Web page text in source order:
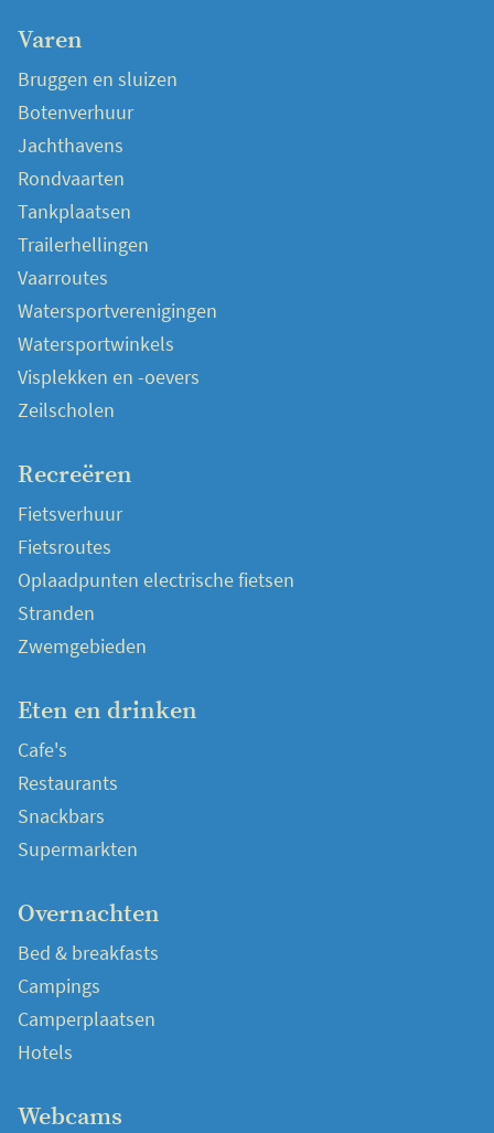
Varen
Bruggen en sluizen
Botenverhuur
Jachthavens
Rondvaarten
Tankplaatsen
Trailerhellingen
Vaarroutes
Watersportverenigingen
Watersportwinkels
Visplekken en -oevers
Zeilscholen
Recreëren
Fietsverhuur
Fietsroutes
Oplaadpunten electrische fietsen
Stranden
Zwemgebieden
Eten en drinken
Cafe's
Restaurants
Snackbars
Supermarkten
Overnachten
Bed & breakfasts
Campings
Camperplaatsen
Hotels
Webcams